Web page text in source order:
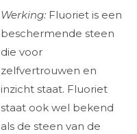
Werking: Fluoriet is een
beschermende steen
die voor
zelfvertrouwen en
inzicht staat. Fluoriet
staat ook wel bekend
als de steen van de